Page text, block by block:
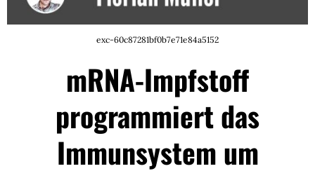
exc-60c87281bf0b7e71e84a5152
mRNA-Impfstoff
programmiert das
Immunsystem um